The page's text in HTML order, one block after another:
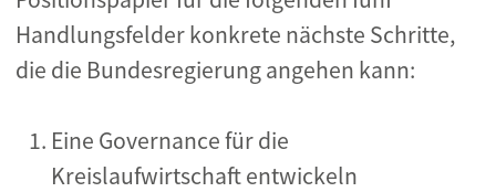
Handlungsfelder konkrete nächste Schritte,
die die Bundesregierung angehen kann:
Eine Governance für die
Kreislaufwirtschaft entwickeln